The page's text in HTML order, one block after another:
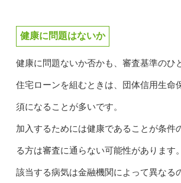
健康に問題はないか
健康に問題ないか否かも、審査基準のひ
住宅ローンを組むときは、団体信用生命
須になることが多いです。
加入するためには健康であることが条件
る方は審査に通らない可能性があります。
該当する病気は金融機関によって異なる